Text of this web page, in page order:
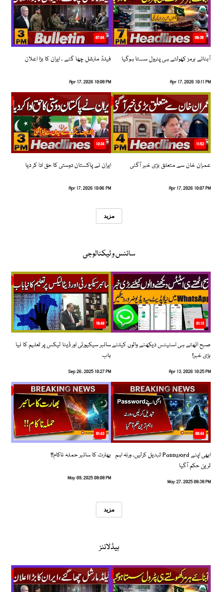
08:36
آبنائے ہرمز کھولتے ہی پٹرول سستا ہوگیا
Apr 17, 2026 10:11 PM
07:04
فیلڈ مارشل چھا گئے ، ایران کا بڑا اعلان
Apr 17, 2026 10:08 PM
11:52
عمران خان سے متعلق بڑی خبر آگئی
Apr 17, 2026 10:07 PM
13:34
ایران نے پاکستان دوستی کا حق ادا کر دیا
Apr 17, 2026 10:06 PM
مزید
سائنس و ٹیکنالوجی
01:13
صبح اٹھتے ہی اسٹیٹس دیکھنے والوں کیلئے
بڑی خبر!
Apr 13, 2026 10:25 PM
10:48
سائبر سیکیورٹی اور ڈیٹا لیکس پر تعلیم کا نیا
باب
Sep 26, 2025 10:27 PM
00:44
ابھی اپنے Password تبدیل کرلیں، ورنہ اہم
ترین حکم آگیا
May 27, 2025 08:38 PM
01:43
بھارت کا سائبر حملہ ناکام!!
May 09, 2025 08:08 PM
مزید
ہیڈلائنز